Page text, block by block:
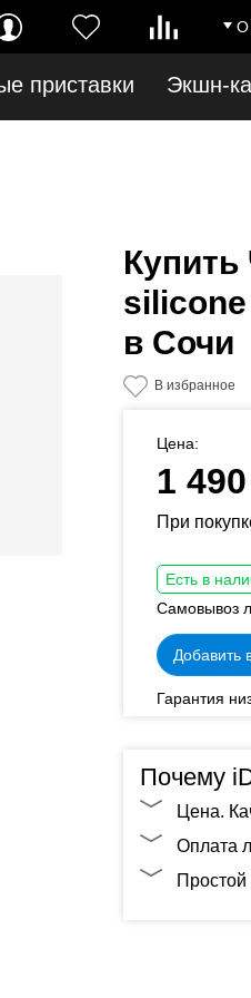
www/idevice.ru/catalog/model/
12 О
приставки Экшн-
silicone
в Сочи
В избранное
Цена:
1 490
При
Есть в
Самовывоз
Добавить
Гарантия
Почему
Цена.
Оплата
Простой